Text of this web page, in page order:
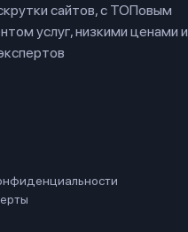
сайтов, с ТОПовым
услуг, низкими ценами и